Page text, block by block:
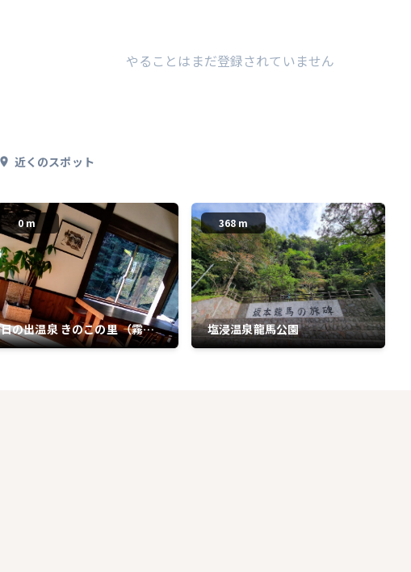
やることはまだ登録されていません
近くのスポット
0 m
日の出温泉 きのこの里 （霧島
温泉）
368 m
塩浸温泉龍馬公園